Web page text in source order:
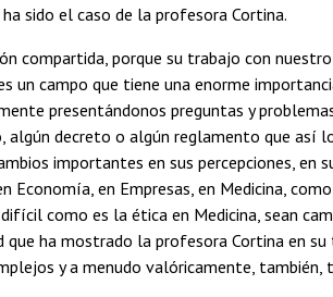
sido el caso de la profesora Cortina.
compartida, porque su trabajo con
un campo que tiene una enorme
presentándonos preguntas y
algún decreto o algún reglamento que así
importantes en sus percepciones,
Economía, en Empresas, en Medicina,
como es la ética en Medicina, sean
que ha mostrado la profesora Cortina en
y a menudo valóricamente,